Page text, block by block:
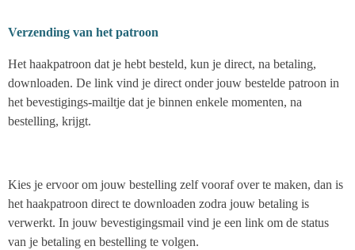
Verzending van het patroon
Het haakpatroon dat je hebt besteld, kun je direct, na betaling,
downloaden. De link vind je direct onder jouw bestelde patroon in
het bevestigings-mailtje dat je binnen enkele momenten, na
bestelling, krijgt.
Kies je ervoor om jouw bestelling zelf vooraf over te maken, dan is
het haakpatroon direct te downloaden zodra jouw betaling is
verwerkt. In jouw bevestigingsmail vind je een link om de status
van je betaling en bestelling te volgen.